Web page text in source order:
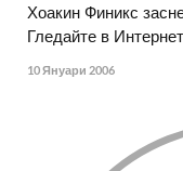
Хоакин Финикс
Гледайте в Интернет
10 Януари 2006